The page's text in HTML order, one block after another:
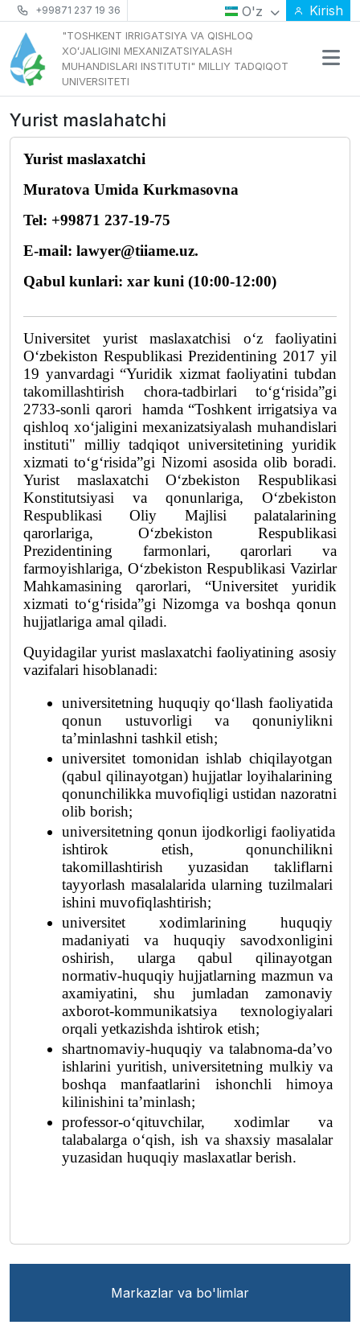
+99871 237 19 36 O'z Kirish
"TOSHKENT IRRIGATSIYA VA QISHLOQ
XOʻJALIGINI MEXANIZATSIYALASH
MUHANDISLARI INSTITUTI" MILLIY TADQIQOT
UNIVERSITETI
Yurist maslahatchi
Yurist maslaxatchi
Muratova Umida Kurkmasovna
Tel: +99871 237-19-75
E-mail: lawyer@tiiame.uz.
Qabul kunlari: xar kuni (10:00-12:00)
Universitet yurist maslaxatchisi o‘z faoliyatini
O‘zbekiston Respublikasi Prezidentining 2017 yil
19 yanvardagi “Yuridik xizmat faoliyatini tubdan
takomillashtirish chora-tadbirlari to‘g‘risida”gi
2733-sonli qarori  hamda “Toshkent irrigatsiya va
qishloq xo‘jaligini mexanizatsiyalash muhandislari
instituti" milliy tadqiqot universitetining yuridik
xizmati to‘g‘risida”gi Nizomi asosida olib boradi.
Yurist maslaxatchi O‘zbekiston Respublikasi
Konstitutsiyasi va qonunlariga, O‘zbekiston
Respublikasi Oliy Majlisi palatalarining
qarorlariga, O‘zbekiston Respublikasi
Prezidentining farmonlari, qarorlari va
farmoyishlariga, O‘zbekiston Respublikasi Vazirlar
Mahkamasining qarorlari, “Universitet yuridik
xizmati to‘g‘risida”gi Nizomga va boshqa qonun
hujjatlariga amal qiladi.
Quyidagilar yurist maslaxatchi faoliyatining asosiy
vazifalari hisoblanadi:
universitetning huquqiy qo‘llash faoliyatida
qonun ustuvorligi va qonuniylikni
ta’minlashni tashkil etish;
universitet tomonidan ishlab chiqilayotgan
(qabul qilinayotgan) hujjatlar loyihalarining
qonunchilikka muvofiqligi ustidan nazoratni
olib borish;
universitetning qonun ijodkorligi faoliyatida
ishtirok etish, qonunchilikni
takomillashtirish yuzasidan takliflarni
tayyorlash masalalarida ularning tuzilmalari
ishini muvofiqlashtirish;
universitet xodimlarining huquqiy
madaniyati va huquqiy savodxonligini
oshirish, ularga qabul qilinayotgan
normativ-huquqiy hujjatlarning mazmun va
axamiyatini, shu jumladan zamonaviy
axborot-kommunikatsiya texnologiyalari
orqali yetkazishda ishtirok etish;
shartnomaviy-huquqiy va talabnoma-da’vo
ishlarini yuritish, universitetning mulkiy va
boshqa manfaatlarini ishonchli himoya
kilinishini ta’minlash;
professor-o‘qituvchilar, xodimlar va
talabalarga o‘qish, ish va shaxsiy masalalar
yuzasidan huquqiy maslaxatlar berish.
Markazlar va bo'limlar